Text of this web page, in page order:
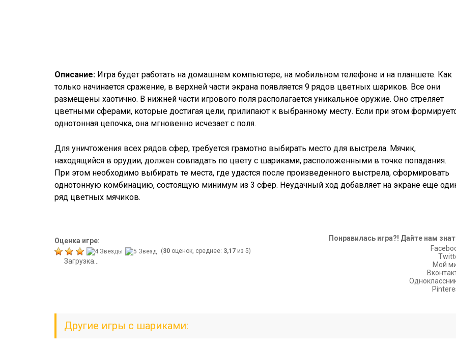
Описание: Игра будет работать на домашнем компьютере, на мобильном телефоне и на планшете. Как
только начинается сражение, в верхней части экрана появляется 9 рядов цветных шариков. Все они
размещены хаотично. В нижней части игрового поля располагается уникальное оружие. Оно стреляет
цветными сферами, которые достигая цели, прилипают к выбранному месту. Если при этом
однотонная цепочка, она мгновенно исчезает с поля.
Для уничтожения всех рядов сфер, требуется грамотно выбирать место для выстрела. Мячик,
находящийся в орудии, должен совпадать по цвету с шариками, расположенными в точке попадания.
При этом необходимо выбирать те места, где удастся после произведенного выстрела, сформировать
однотонную комбинацию, состоящую минимум из 3 сфер. Неудачный ход добавляет на экране еще
ряд цветных мячиков.
Оценка игре:
(30 оценок, среднее: 3,17 из 5)
Загрузка...
Понравилась игра?! Дайте нам
Мой
Другие игры с шариками: